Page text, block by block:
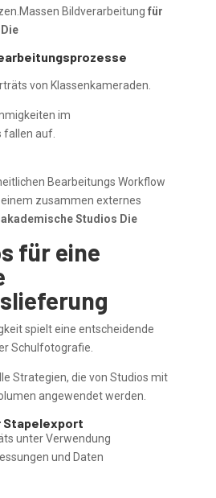
Bildverarbeitung für
von Klassenkameraden.
im
fallen auf.
Bearbeitungs Workflow
zusammen externes
Studios Die
für eine
spielt eine entscheidende
Schulfotografie.
Strategien, die von Studios mit
angewendet werden.
Stapelexport
unter Verwendung
und Daten